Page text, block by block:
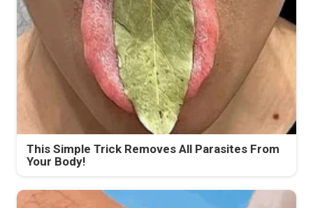
This Simple Trick Removes All Parasites From
Your Body!